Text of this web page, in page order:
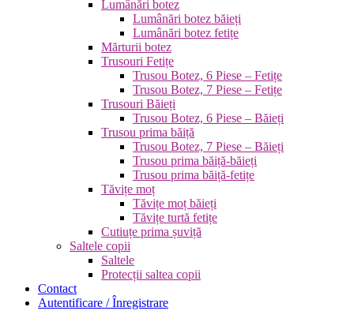
Lumânări botez
Lumânări botez băieți
Lumânări botez fetițe
Mărturii botez
Trusouri Fetițe
Trusou Botez, 6 Piese – Fetițe
Trusou Botez, 7 Piese – Fetițe
Trusouri Băieți
Trusou Botez, 6 Piese – Băieți
Trusou prima băiță
Trusou Botez, 7 Piese – Băieți
Trusou prima băiță-băieți
Trusou prima băiță-fetițe
Tăvițe moț
Tăvițe moț băieți
Tăvițe turtă fetițe
Cutiuțe prima șuviță
Saltele copii
Saltele
Protecții saltea copii
Contact
Autentificare / Înregistrare